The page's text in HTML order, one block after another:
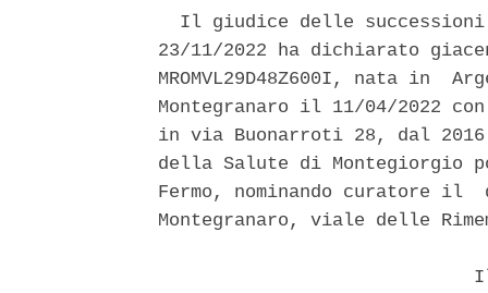
Il giudice delle
23/11/2022 ha dichiarato
MROMVL29D48Z600I, nata in
Montegranaro il 11/04/2022
in via Buonarroti 28, dal
della Salute di Montegiorgio
Fermo, nominando
Montegranaro, viale delle